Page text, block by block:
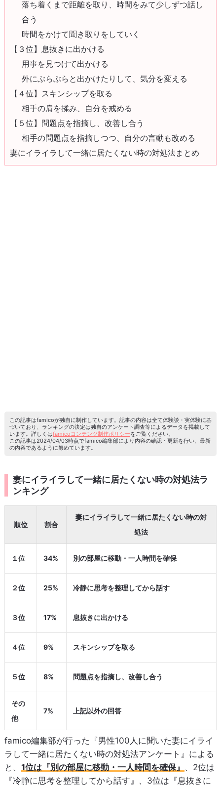
落ち着くまで距離を取り、時間をみて少しずつ話し
合う
時間をかけて聞き取りをしていく
【３位】息抜きに出かける
用事を見つけて出かける
外にぶらぶらと出かけたりして、気分を変える
【４位】スキンシップを取る
相手の肩を揉み、自分を戒める
【５位】問題点を指摘し、改善し合う
相手の問題点を指摘しつつ、自分の言動も改める
妻にイライラして一緒に居たくない時の対処法まとめ
この記事はfamicoが独自に制作しています。記事の内容は全て体験談・実体験に基
づいており、ランキングの決定は独自のアンケート調査等によるデータを掲載して
います。詳しくはfamicoコンテンツ制作ポリシーをご覧ください。
この記事は2024/04/03時点でfamico編集部により内容の確認・更新を行い、最新
の内容であるように努めています。
妻にイライラして一緒に居たくない時の対処法ラ
ンキング
順位 割合
妻にイライラして一緒に居たくない時の対
処法
１位 34% 別の部屋に移動・一人時間を確保
２位 25% 冷静に思考を整理してから話す
３位 17% 息抜きに出かける
４位 9% スキンシップを取る
５位 8% 問題点を指摘し、改善し合う
その
他
7% 上記以外の回答
famico編集部が行った『男性100人に聞いた妻にイライ
ラして一緒に居たくない時の対処法アンケート』による
と、 1位は『別の部屋に移動・一人時間を確保』、2位は
『冷静に思考を整理してから話す』、3位は『息抜きに